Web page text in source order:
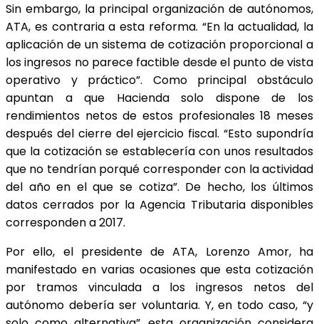
Sin embargo, la principal organización de autónomos,
ATA, es contraria a esta reforma. “En la actualidad, la
aplicación de un sistema de cotización proporcional a
los ingresos no parece factible desde el punto de vista
operativo y práctico”. Como principal obstáculo
apuntan a que Hacienda solo dispone de los
rendimientos netos de estos profesionales 18 meses
después del cierre del ejercicio fiscal. “Esto supondría
que la cotización se establecería con unos resultados
que no tendrían porqué corresponder con la actividad
del año en el que se cotiza”. De hecho, los últimos
datos cerrados por la Agencia Tributaria disponibles
corresponden a 2017.
Por ello, el presidente de ATA, Lorenzo Amor, ha
manifestado en varias ocasiones que esta cotización
por tramos vinculada a los ingresos netos del
autónomo debería ser voluntaria. Y, en todo caso, “y